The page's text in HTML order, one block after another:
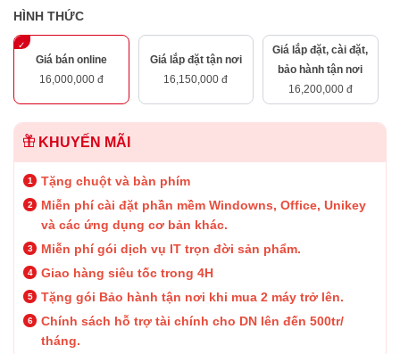
HÌNH THỨC
Giá bán online
16,000,000 đ
Giá lắp đặt tận nơi
16,150,000 đ
Giá lắp đặt, cài đặt,
bảo hành tận nơi
16,200,000 đ
KHUYẾN MÃI
Tặng chuột và bàn phím
Miễn phí cài đặt phần mềm Windowns, Office, Unikey
và các ứng dụng cơ bản khác.
Miễn phí gói dịch vụ IT trọn đời sản phẩm.
Giao hàng siêu tốc trong 4H
Tặng gói Bảo hành tận nơi khi mua 2 máy trở lên.
Chính sách hỗ trợ tài chính cho DN lên đến 500tr/
tháng.